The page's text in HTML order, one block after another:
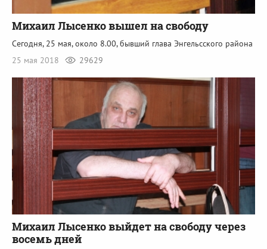
Михаил Лысенко вышел на свободу
Сегодня, 25 мая, около 8.00, бывший глава Энгельсского района
25 мая 2018
29629
Михаил Лысенко выйдет на свободу через
восемь дней